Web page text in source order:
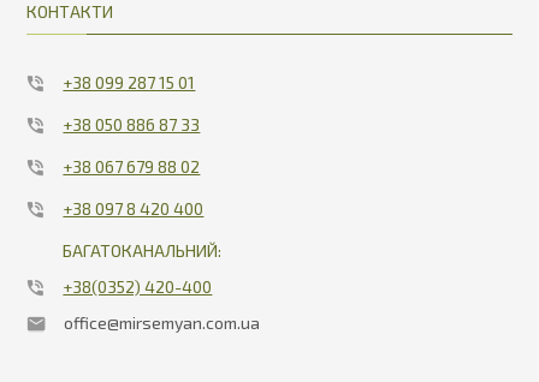
КОНТАКТИ
+38 099 287 15 01
+38 050 886 87 33
+38 067 679 88 02
+38 097 8 420 400
БАГАТОКАНАЛЬНИЙ:
+38(0352) 420-400
office@mirsemyan.com.ua